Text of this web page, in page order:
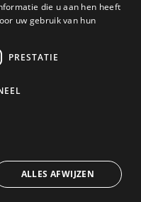
Vertical
available
die u aan hen heeft
uw gebruik van hun
PRESTATIE
ALLES AFWIJZEN